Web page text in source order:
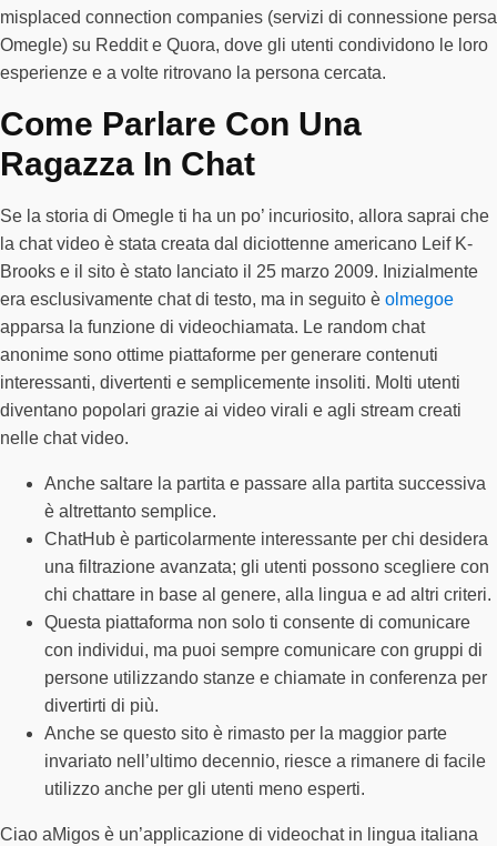
misplaced connection companies (servizi di connessione persa
Omegle) su Reddit e Quora, dove gli utenti condividono le loro
esperienze e a volte ritrovano la persona cercata.
Come Parlare Con Una
Ragazza In Chat
Se la storia di Omegle ti ha un po’ incuriosito, allora saprai che
la chat video è stata creata dal diciottenne americano Leif K-
Brooks e il sito è stato lanciato il 25 marzo 2009. Inizialmente
era esclusivamente chat di testo, ma in seguito è olmegoe
apparsa la funzione di videochiamata. Le random chat
anonime sono ottime piattaforme per generare contenuti
interessanti, divertenti e semplicemente insoliti. Molti utenti
diventano popolari grazie ai video virali e agli stream creati
nelle chat video.
Anche saltare la partita e passare alla partita successiva
è altrettanto semplice.
ChatHub è particolarmente interessante per chi desidera
una filtrazione avanzata; gli utenti possono scegliere con
chi chattare in base al genere, alla lingua e ad altri criteri.
Questa piattaforma non solo ti consente di comunicare
con individui, ma puoi sempre comunicare con gruppi di
persone utilizzando stanze e chiamate in conferenza per
divertirti di più.
Anche se questo sito è rimasto per la maggior parte
invariato nell’ultimo decennio, riesce a rimanere di facile
utilizzo anche per gli utenti meno esperti.
Ciao aMigos è un’applicazione di videochat in lingua italiana